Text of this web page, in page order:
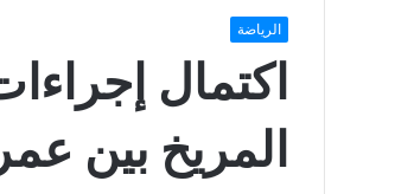
الرياضة
اكتمال
المريخ بين